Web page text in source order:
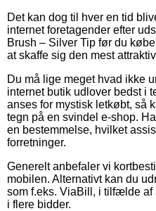
Det kan dog til hver en tid
internet foretagender efter
Brush – Silver Tip før du
at skaffe sig den mest
Du må lige meget hvad ikke
internet butik udlover bedst i
anses for mystisk letkøbt, så
tegn på en svindel e-shop.
en bestemmelse, hvilket
forretninger.
Generelt anbefaler vi
mobilen. Alternativt kan du
som f.eks. ViaBill, i tilfælde
i flere bidder.